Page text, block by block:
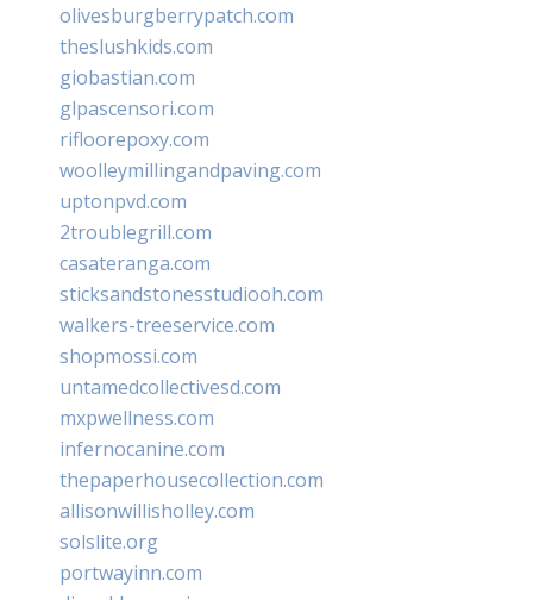
olivesburgberrypatch.com
theslushkids.com
giobastian.com
glpascensori.com
rifloorepoxy.com
woolleymillingandpaving.com
uptonpvd.com
2troublegrill.com
casateranga.com
sticksandstonesstudiooh.com
walkers-treeservice.com
shopmossi.com
untamedcollectivesd.com
mxpwellness.com
infernocanine.com
thepaperhousecollection.com
allisonwillisholley.com
solslite.org
portwayinn.com